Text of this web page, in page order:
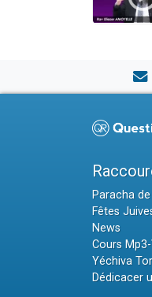
Paracha
Fêtes
News
Cours
Yéchiva
Dédicacer